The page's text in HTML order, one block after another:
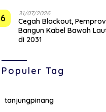
6 31/07/2026
Cegah Blackout,
Bangun Kabel Bawah
di 2031
Populer Tag
tanjungpinang